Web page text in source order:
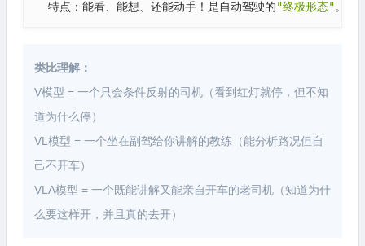
  特点：能看、能想、还能动手！是自动驾驶的
"终极形态"。
类比理解：
V模型 = 一个只会条件反射的司机（看到红灯就停，但不知
道为什么停）
VL模型 = 一个坐在副驾给你讲解的教练（能分析路况但自
己不开车）
VLA模型 = 一个既能讲解又能亲自开车的老司机（知道为什
么要这样开，并且真的去开）